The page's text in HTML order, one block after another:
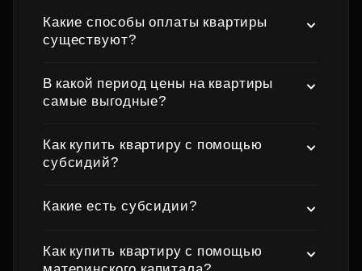
Какие способы оплаты квартиры
существуют?
В какой период цены на квартиры
самые выгодные?
Как купить квартиру с помощью
субсидий?
Какие есть субсидии?
Как купить квартиру с помощью